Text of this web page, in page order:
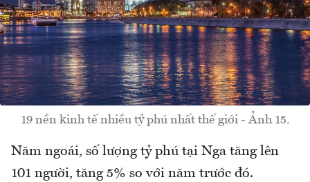
19 nền kinh tế nhiều tỷ phú nhất thế giới - Ảnh 15.
Năm ngoái, số lượng tỷ phú tại Nga tăng lên
101 người, tăng 5% so với năm trước đó.